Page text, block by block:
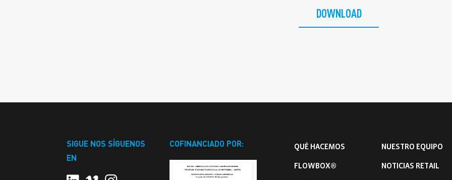
DOWNLOAD
SIGUE NOS SÍGUENOS
EN
COFINANCIADO POR: QUÉ HACEMOS
FLOWBOX®
NUESTRO EQUIPO
NOTICIAS RETAIL